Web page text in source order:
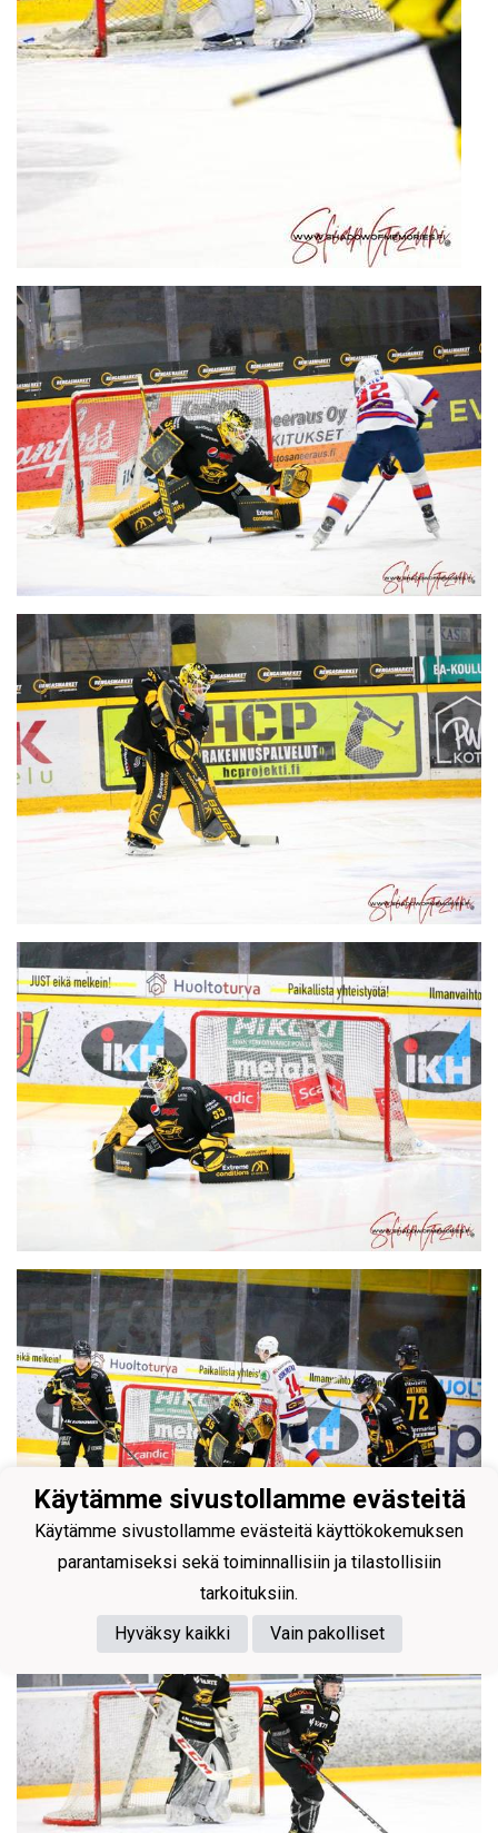
Käytämme sivustollamme evästeitä
Käytämme sivustollamme evästeitä käyttökokemuksen
parantamiseksi sekä toiminnallisiin ja tilastollisiin
tarkoituksiin.
Hyväksy kaikki
Vain pakolliset